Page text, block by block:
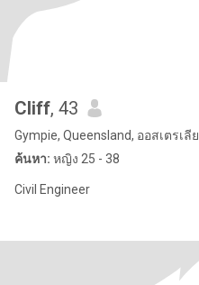
Cliff, 43
Gympie, Queensland, ออสเตรเลีย
ค้นหา: หญิง 25 - 38
Civil Engineer